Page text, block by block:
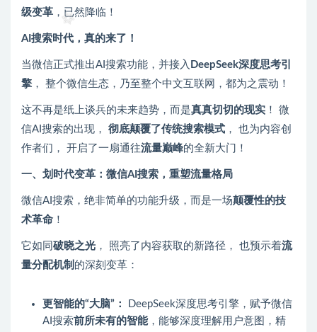
级变革 ，已然降临！
AI搜索时代，真的来了！
当微信正式推出AI搜索功能，并接入 DeepSeek深度思考引
擎 ， 整个微信生态，乃至整个中文互联网，都为之震动！
这不再是纸上谈兵的未来趋势，而是真真切切的现实 ！ 微
信AI搜索的出现， 彻底颠覆了传统搜索模式 ， 也为内容创
作者们， 开启了一扇通往流量巅峰的全新大门！
一、划时代变革：微信AI搜索，重塑流量格局
微信AI搜索，绝非简单的功能升级，而是一场颠覆性的技
术革命 ！
它如同 破晓之光 ， 照亮了内容获取的新路径， 也预示着流
量分配机制 的深刻变革：
更智能的“大脑”：
DeepSeek深度思考引擎，赋予微信
AI搜索前所未有的智能，能够深度理解用户意图，精